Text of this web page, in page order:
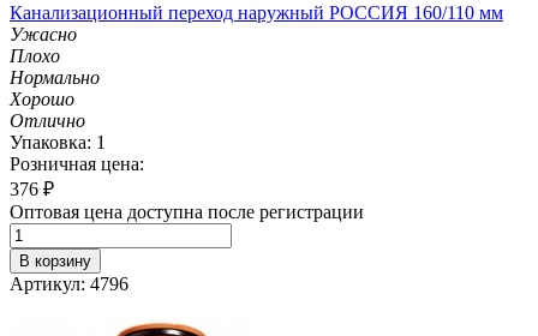
Канализационный переход наружный РОССИЯ 160/110 мм
Ужасно
Плохо
Нормально
Хорошо
Отлично
Упаковка: 1
Розничная цена:
376 ₽
Оптовая цена доступна после регистрации
В корзину
Артикул: 4796